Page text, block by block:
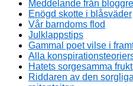
Meddelande från
Enögd skotte i blåsväder
Vår barndoms flod
Julklappstips
Gammal poet vilse i
Alla
Hatets sorgesamma
Riddaren av den